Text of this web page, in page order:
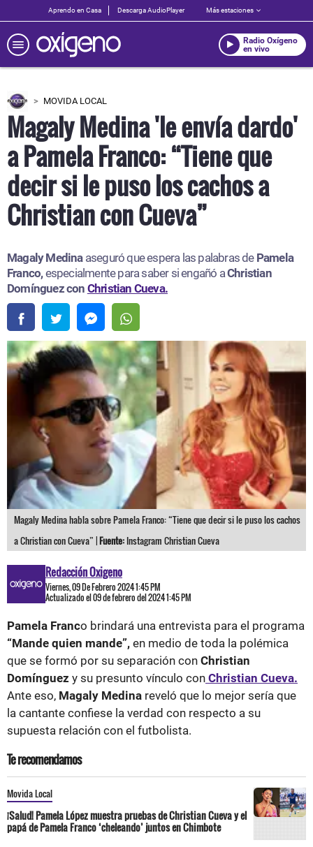
Aprendo en Casa Descarga AudioPlayer Más estaciones
Radio Oxígeno
en vivo
MOVIDA LOCAL
Magaly Medina 'le envía dardo'
a Pamela Franco: “Tiene que
decir si le puso los cachos a
Christian con Cueva”
Magaly Medinaaseguró que espera las palabras dePamela
Franco,especialmente para saber si engañó aChristian
Domínguez con Christian Cueva.
Magaly Medina habla sobre Pamela Franco: “Tiene que decir si le puso los cachos
a Christian con Cueva” |Fuente: Instagram Christian Cueva
Redacción Oxigeno
Viernes, 09 De Febrero 2024 1:45 PM
Actualizado el 09 de febrero del 2024 1:45 PM
Pamela Franco brindará una entrevista para el programa
“Mande quien mande”, en medio de toda la polémica
que se formó por su separación con Christian
Domínguez y su presunto vínculo con Christian Cueva.
Ante eso, Magaly Medina reveló que lo mejor sería que
la cantante confiese la verdad con respecto a su
supuesta relación con el futbolista.
Te recomendamos
Movida Local
¡Salud! Pamela López muestra pruebas de Christian Cueva y el
papá de Pamela Franco ‘cheleando’ juntos en Chimbote